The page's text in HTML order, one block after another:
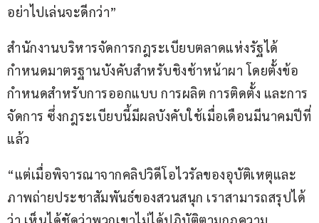
อย่าไปเล่นจะดีกว่า”
สำนักงานบริหารจัดการกฎระเบียบตลาดแห่งรัฐได้
กำหนดมาตรฐานบังคับสำหรับชิงช้าหน้าผา โดยตั้งข้อ
กำหนดสำหรับการออกแบบ การผลิต การติดตั้ง และการ
จัดการ ซึ่งกฎระเบียบนี้มีผลบังคับใช้เมื่อเดือนมีนาคมปีที่
แล้ว
“แต่เมื่อพิจารณาจากคลิปวิดีโอไวรัลของอุบัติเหตุและ
ภาพถ่ายประชาสัมพันธ์ของสวนสนุก เราสามารถสรุปได้